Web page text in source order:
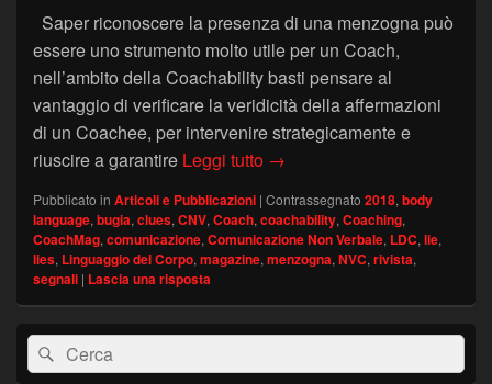
Saper riconoscere la presenza di una menzogna può
essere uno strumento molto utile per un Coach,
nell’ambito della Coachability basti pensare al
vantaggio di verificare la veridicità della affermazioni
di un Coachee, per intervenire strategicamente e
riuscire a garantire Leggi tutto Segnali di menzogna per
→
Pubblicato in Articoli e Pubblicazioni | Contrassegnato 2018, body
language, bugia, clues, CNV, Coach, coachability, Coaching,
CoachMag, comunicazione, Comunicazione Non Verbale, LDC, lie,
lies, Linguaggio del Corpo, magazine, menzogna, NVC, rivista,
segnali | Lascia una risposta
Area
widget
barra
Cerca:Cerca